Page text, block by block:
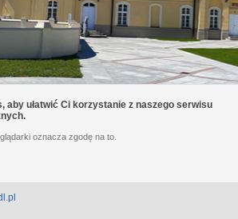
aby ułatwić Ci korzystanie z naszego serwisu
oznacza zgodę na to.